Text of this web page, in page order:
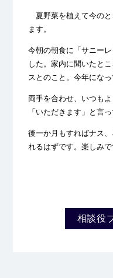
夏野菜を植えて今の
ます。
今朝の朝食に「サニー
した。家内に聞いたと
スとのこと。今年にな
両手を合わせ、いつも
「いただきます」と言
後一か月もすればナス
れるはずです。楽しみで
相談役